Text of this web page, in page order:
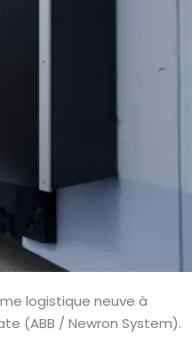
logistique neuve à
(ABB / Newron System).